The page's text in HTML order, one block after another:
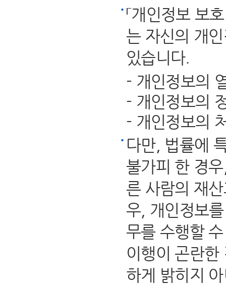
「개인정보 보
는 자신의 개
있습니다.
- 개인정보의
- 개인정보의
- 개인정보의
다만, 법률에
불가피 한 경
른 사람의 재
우, 개인정보
무를 수행할
이행이 곤란한
하게 밝히지